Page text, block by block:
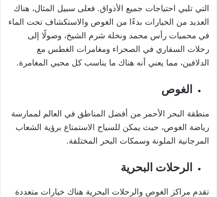
التي تلبي احتياجات جميع الأذواق. فعلى سبيل المثال، هناك
العديد من الخيارات بدءًا من الغوص والاستكشاف تحت الماء
في محميات رأس محمد ونخلة شرم الشيخ، وصولًا إلى
رحلات السفاري في الصحراء ومغامرات الغطس مع
الدلافين، مما يعني أنه هناك ما يناسب كل محبي المغامرة.
الغوص
منطقة البحر الأحمر من أفضل المناطق في العالم لممارسة
رياضة الغوص، حيث يمكن للسياح الاستمتاع برؤية الشعاب
المرجانية الملونة وسمكات البحر المختلفة.
الرحلات البحرية
تقدم مراكز الغوص والرحلات البحرية هناك خيارات متعددة